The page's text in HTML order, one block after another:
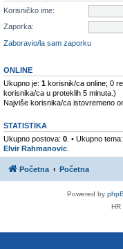
Korisničko ime:
Zaporka:
Zaboravio/la sam zaporku
ONLINE
Ukupno je: 1 korisnik/ca online; 0
korisnika/ca u proteklih 5 minuta.)
Najviše korisnika/ca istovremeno
STATISTIKA
Ukupno postova: 0 . • Ukupno tema:
Elvir Rahmanovic
Početna Početna
Powered by
HR